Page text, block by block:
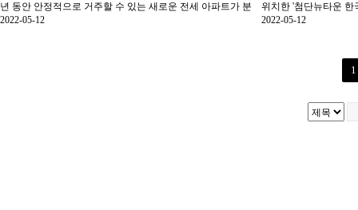
년 동안 안정적으로 거주할 수 있는 새로운 전세 아파트가 분
양을 준비...
2022-05-12
위치한 '첨단뉴타운 한
관을 오...
2022-05-12
1